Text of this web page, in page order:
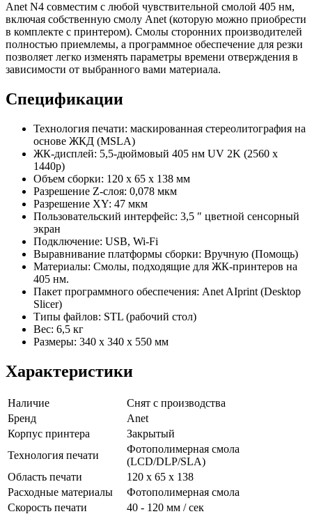
Anet N4 совместим с любой чувствительной смолой 405 нм,
включая собственную смолу Anet (которую можно приобрести
в комплекте с принтером). Смолы сторонних производителей
полностью приемлемы, а программное обеспечение для резки
позволяет легко изменять параметры времени отверждения в
зависимости от выбранного вами материала.
Спецификации
Технология печати: маскированная стереолитография на
основе ЖКД (MSLA)
ЖК-дисплей: 5,5-дюймовый 405 нм UV 2K (2560 x
1440p)
Объем сборки: 120 х 65 х 138 мм
Разрешение Z-слоя: 0,078 мкм
Разрешение XY: 47 мкм
Пользовательский интерфейс: 3,5 ″ цветной сенсорный
экран
Подключение: USB, Wi-Fi
Выравнивание платформы сборки: Вручную (Помощь)
Материалы: Смолы, подходящие для ЖК-принтеров на
405 нм.
Пакет программного обеспечения: Anet AIprint (Desktop
Slicer)
Типы файлов: STL (рабочий стол)
Вес: 6,5 кг
Размеры: 340 х 340 х 550 мм
Характеристики
Наличие
Снят с производства
Бренд
Anet
Корпус принтера
Закрытый
Технология печати
Фотополимерная смола
(LCD/DLP/SLA)
Область печати
120 х 65 х 138
Расходные материалы
Фотополимерная смола
Скорость печати
40 - 120 мм / сек